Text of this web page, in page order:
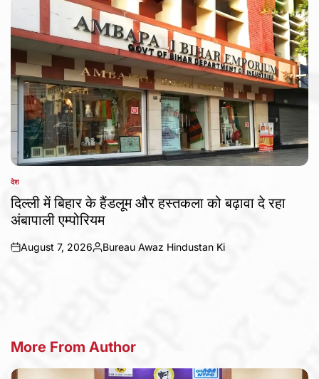
POSTED
IN
देश
दिल्ली में बिहार के हैंडलूम और हस्तकला को बढ़ावा दे रहा
अंबापाली एम्पोरियम
on
August 7, 2026
Posted
Bureau Awaz Hindustan Ki
More From Author